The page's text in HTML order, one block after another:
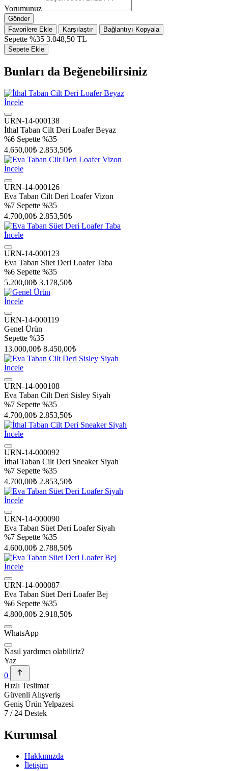
Yorumunuz
Gönder
Favorilere Ekle
Karşılaştır Bağlantıyı Kopyala
Sepette %35 3.048,50 TL
Sepete Ekle
Bunları da Beğenebilirsiniz
İncele
URN-14-000138
İthal Taban Cilt Deri Loafer Beyaz
%6 Sepette %35
4.650,00₺ 2.853,50₺
İncele
URN-14-000126
Eva Taban Cilt Deri Loafer Vizon
%7 Sepette %35
4.700,00₺ 2.853,50₺
İncele
URN-14-000123
Eva Taban Süet Deri Loafer Taba
%6 Sepette %35
5.200,00₺ 3.178,50₺
İncele
URN-14-000119
Genel Ürün
Sepette %35
13.000,00₺ 8.450,00₺
İncele
URN-14-000108
Eva Taban Cilt Deri Sisley Siyah
%7 Sepette %35
4.700,00₺ 2.853,50₺
İncele
URN-14-000092
İthal Taban Cilt Deri Sneaker Siyah
%7 Sepette %35
4.700,00₺ 2.853,50₺
İncele
URN-14-000090
Eva Taban Süet Deri Loafer Siyah
%7 Sepette %35
4.600,00₺ 2.788,50₺
İncele
URN-14-000087
Eva Taban Süet Deri Loafer Bej
%6 Sepette %35
4.800,00₺ 2.918,50₺
WhatsApp
Nasıl yardımcı olabiliriz?
Yaz
0
Hızlı Teslimat
Güvenli Alışveriş
Geniş Ürün Yelpazesi
7 / 24 Destek
Kurumsal
Hakkımızda
İletişim